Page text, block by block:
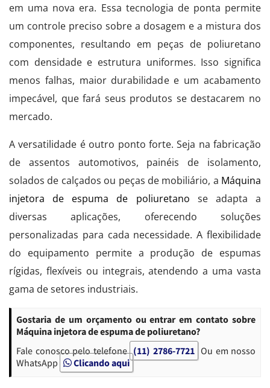
em uma nova era. Essa tecnologia de ponta permite
um controle preciso sobre a dosagem e a mistura dos
componentes, resultando em peças de poliuretano
com densidade e estrutura uniformes. Isso significa
menos falhas, maior durabilidade e um acabamento
impecável, que fará seus produtos se destacarem no
mercado.
A versatilidade é outro ponto forte. Seja na fabricação
de assentos automotivos, painéis de isolamento,
solados de calçados ou peças de mobiliário, a Máquina
injetora de espuma de poliuretano se adapta a
diversas aplicações, oferecendo soluções
personalizadas para cada necessidade. A flexibilidade
do equipamento permite a produção de espumas
rígidas, flexíveis ou integrais, atendendo a uma vasta
gama de setores industriais.
Gostaria de um orçamento ou entrar em contato sobre
Máquina injetora de espuma de poliuretano?
Fale conosco pelo telefone (11) 2786-7721 Ou em nosso
WhatsApp
Clicando aqui